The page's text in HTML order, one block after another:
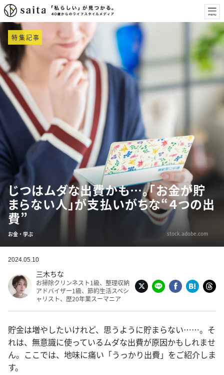
特集記事
じつはムダな出費かも…。「お金が貯
まらない人」が支払いがちな“４つの出
費”
お金・学ぶ stock.adobe.com
2024.05.10
三木ちな
お掃除クリンネスト1級、整理収納
アドバイザー1級、節約生活スペシ
ャリスト、歴20年業スーマニア
貯金は増やしたいけれど、思うように貯まらない……。そ
れは、無意識に使っているムダな出費が原因かもしれませ
ん。ここでは、地味に痛い「うっかり出費」をご紹介しま
す。